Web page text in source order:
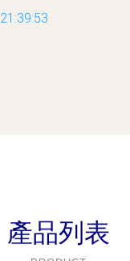
產品列表